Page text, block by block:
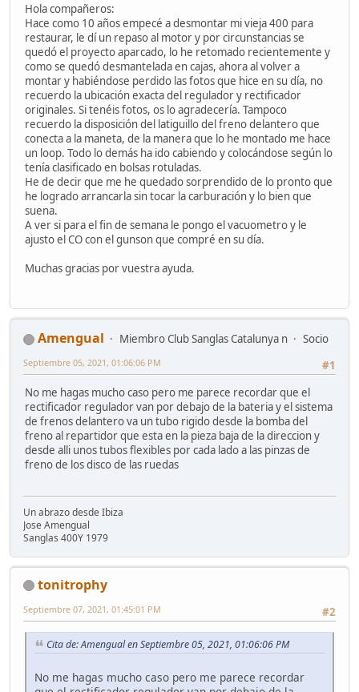
Hola compañeros:
Hace como 10 años empecé a desmontar mi vieja 400 para
restaurar, le dí un repaso al motor y por circunstancias se
quedó el proyecto aparcado, lo he retomado recientemente y
como se quedó desmantelada en cajas, ahora al volver a
montar y habiéndose perdido las fotos que hice en su día, no
recuerdo la ubicación exacta del regulador y rectificador
originales. Si tenéis fotos, os lo agradecería. Tampoco
recuerdo la disposición del latiguillo del freno delantero que
conecta a la maneta, de la manera que lo he montado me hace
un loop. Todo lo demás ha ido cabiendo y colocándose según lo
tenía clasificado en bolsas rotuladas.
He de decir que me he quedado sorprendido de lo pronto que
he logrado arrancarla sin tocar la carburación y lo bien que
suena.
A ver si para el fin de semana le pongo el vacuometro y le
ajusto el CO con el gunson que compré en su día.
Muchas gracias por vuestra ayuda.
Amengual Miembro Club Sanglas Catalunya n
Socio
#1
Septiembre 05, 2021, 01:06:06 PM
No me hagas mucho caso pero me parece recordar que el
rectificador regulador van por debajo de la bateria y el sistema
de frenos delantero va un tubo rigido desde la bomba del
freno al repartidor que esta en la pieza baja de la direccion y
desde alli unos tubos flexibles por cada lado a las pinzas de
freno de los disco de las ruedas
Un abrazo desde Ibiza
Jose Amengual
Sanglas 400Y 1979
tonitrophy
#2
Septiembre 07, 2021, 01:45:01 PM
Cita de: Amengual en Septiembre 05, 2021, 01:06:06 PM
No me hagas mucho caso pero me parece recordar